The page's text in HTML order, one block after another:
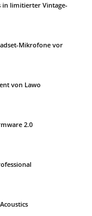
in limitierter Vintage-
Mikrofone vor
von Lawo
2.0